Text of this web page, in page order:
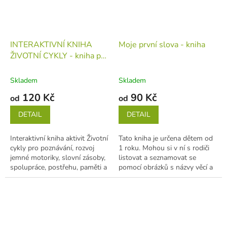
INTERAKTIVNÍ KNIHA
ŽIVOTNÍ CYKLY - kniha pro
let)kniha
Skladem
od 120 Kč
DETAIL
Interaktivní kniha aktivit Životní
cykly pro poznávání, rozvoj
jemné motoriky, slovní zásoby,
spolupráce, postřehu, paměti a
logického...
Moje první slova - kniha
Skladem
od 90 Kč
DETAIL
Tato kniha je určena dětem od
1 roku. Mohou si v ní s rodiči
listovat a seznamovat se
pomocí obrázků s názvy věcí a
zvířat. Obrázky jsou rozdělené...